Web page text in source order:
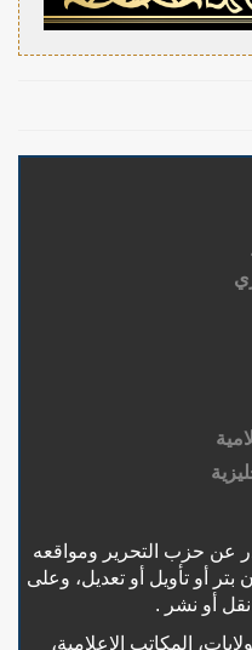
عن حزب التحرير ومواقعه
أو تأويل أو تعديل، وعلى
أو نشر .
المكاتب الإعلامية،